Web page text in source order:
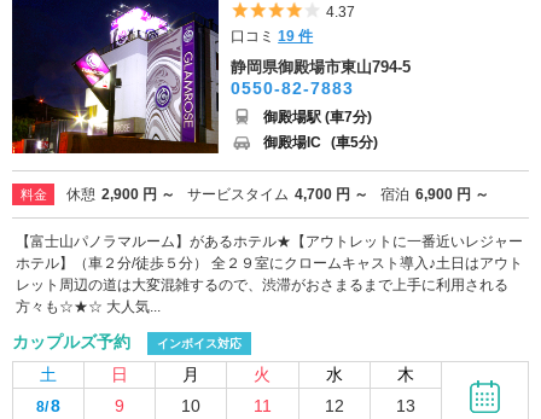
5つ星のうち4
4.37
口コミ19 件
静岡県御殿場市東山794-5
0550-82-7883
御殿場駅 (車7分)
御殿場IC (車5分)
料金 休憩 2,900 円 ～ サービスタイム 4,700 円 ～ 宿泊 6,900 円 ～
【富士山パノラマルーム】があるホテル★【アウトレットに一番近いレジャー
ホテル】（車２分/徒歩５分） 全２９室にクロームキャスト導入♪土日はアウト
レット周辺の道は大変混雑するので、渋滞がおさまるまで上手に利用される
方々も☆★☆ 大人気...
カップルズ予約 インボイス対応
土 日 月 火 水 木
8/8
9 10 11 12 13